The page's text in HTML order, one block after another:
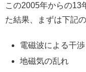
この2005年からの13
た結果、まずは下記
電磁波による干渉
地磁気の乱れ